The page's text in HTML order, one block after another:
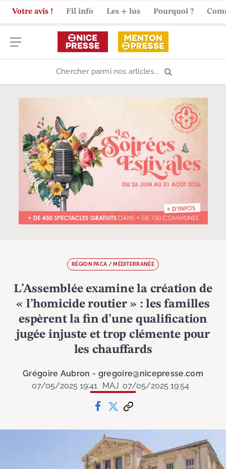
Votre avis ! Fil info Les + lus Pourquoi ?
RÉGION PACA / MÉDITERRANÉE
L’Assemblée examine la création de
« l’homicide routier » : les familles
espèrent la fin d’une qualification
jugée injuste et trop clémente pour
les chauffards
Grégoire Aubron - gregoire@nicepresse.com
07/05/2025 19:41
MAJ 07/05/2025 19:54